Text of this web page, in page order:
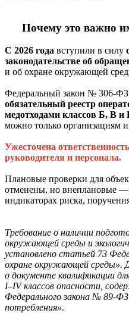
Почему это важно
С 2026 года вступили в силу
законодательстве об
и об охране окружающей
Федеральный закон № 306-ФЗ
обязательный реестр
медотходами классов Б, В и
можно только организациям
Ужесточена
руководителя и персонала.
Плановые проверки для
отменены, но внеплановые —
индикаторах риска,
Требование о наличии
окружающей среды и
установлено статьей 73
охране окружающей среды».
о документе квалификации
I–IV классов опасности,
Федерального закона № 89-
потребления».